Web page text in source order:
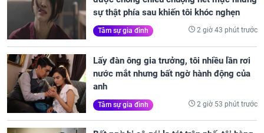
sự thật phía sau khiến tôi khóc nghẹn
Tâm sự gia đình 2 giờ 43 phút trước
Lấy đàn ông gia trưởng, tôi nhiều lần rơi
nước mắt nhưng bất ngờ hành động của
anh
Tâm sự gia đình 2 giờ 53 phút trước